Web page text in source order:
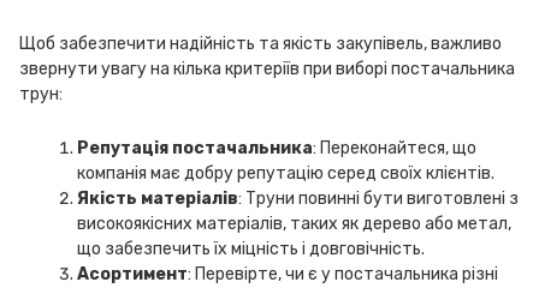
Щоб забезпечити надійність та якість закупівель, важливо
звернути увагу на кілька критеріїв при виборі постачальника
трун:
Репутація постачальника: Переконайтеся, що
компанія має добру репутацію серед своїх клієнтів.
Якість матеріалів: Труни повинні бути виготовлені з
високоякісних матеріалів, таких як дерево або метал,
що забезпечить їх міцність і довговічність.
Асортимент: Перевірте, чи є у постачальника різні